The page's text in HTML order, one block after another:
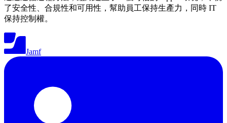
了安全性、合規性和可用性，幫助員工保持生產力，同時 IT
保持控制權。
Jamf